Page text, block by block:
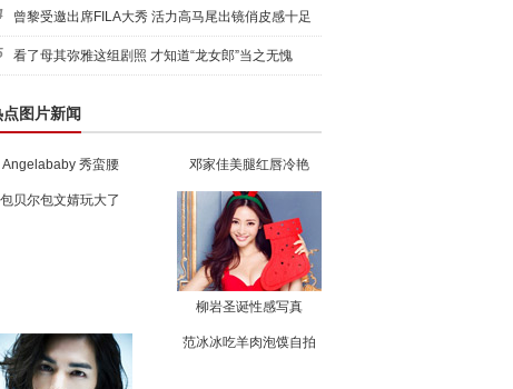
引爆
曾黎受邀出席FILA大秀 活力高马尾出镜俏皮感十足
看了母其弥雅这组剧照 才知道“龙女郎”当之无愧
点图片新闻
Angelababy 秀蛮腰 邓家佳美腿红唇冷艳
包贝尔包文婧玩大了
柳岩圣诞性感写真
范冰冰吃羊肉泡馍自拍